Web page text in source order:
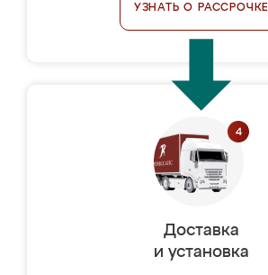
УЗНАТЬ О РАССРОЧКЕ
Доставка
и установка